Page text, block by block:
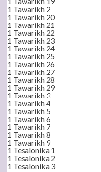
1 Tawarikh 2
1 Tawarikh 20
1 Tawarikh 21
1 Tawarikh 22
1 Tawarikh 23
1 Tawarikh 24
1 Tawarikh 25
1 Tawarikh 26
1 Tawarikh 27
1 Tawarikh 28
1 Tawarikh 29
1 Tawarikh 3
1 Tawarikh 4
1 Tawarikh 5
1 Tawarikh 6
1 Tawarikh 7
1 Tawarikh 8
1 Tawarikh 9
1 Tesalonika 1
1 Tesalonika 2
1 Tesalonika 3